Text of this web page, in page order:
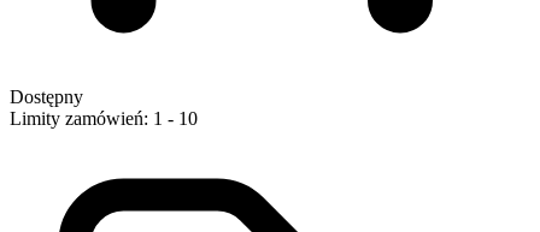
Dostępny
Limity zamówień: 1 - 10